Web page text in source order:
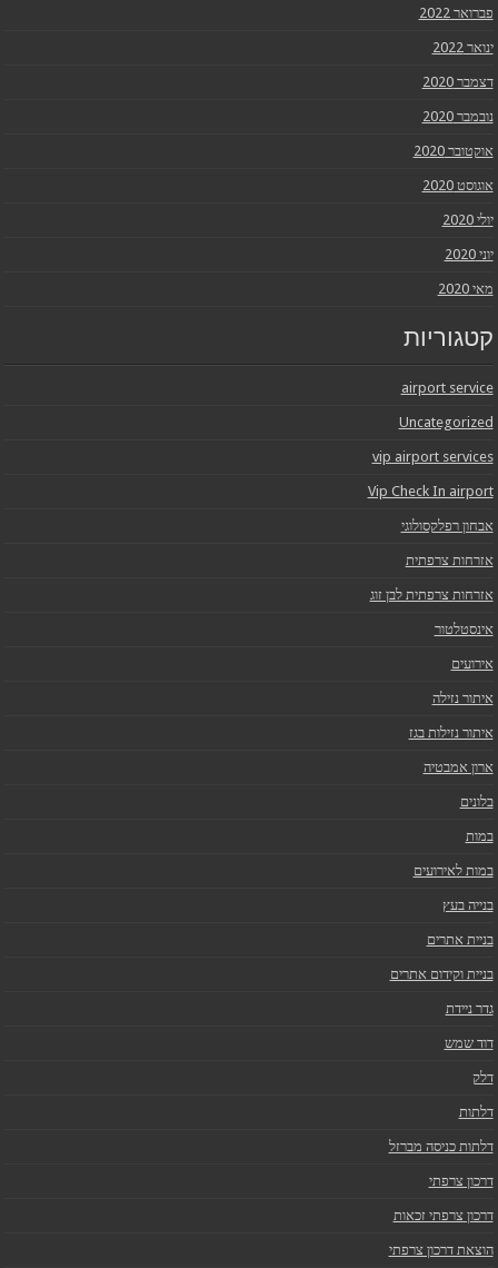
פברואר 2022
ינואר 2022
דצמבר 2020
נובמבר 2020
אוקטובר 2020
אוגוסט 2020
יולי 2020
יוני 2020
מאי 2020
קטגוריות
airport service
Uncategorized
vip airport services
Vip Check In airport
אבחון רפלקסולוגי
אזרחות צרפתית
אזרחות צרפתית לבן זוג
אינסטלטור
אירועים
איתור נזילה
איתור נזילות בגז
ארון אמבטיה
בלונים
במות
במות לאירועים
בנייה בעץ
בניית אתרים
בניית וקידום אתרים
גדר ניידת
דוד שמש
דלק
דלתות
דלתות כניסה מברזל
דרכון צרפתי
דרכון צרפתי זכאות
הוצאת דרכון צרפתי